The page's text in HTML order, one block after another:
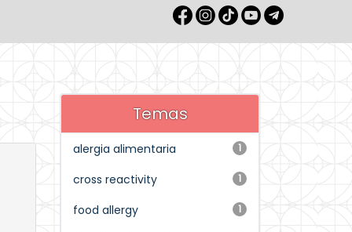
Temas
1
alergia alimentaria
1
cross reactivity
1
food allergy